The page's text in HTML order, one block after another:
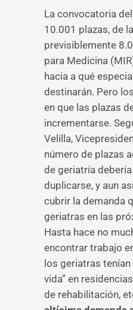
La convocatoria
10.001 plazas, de
previsiblemente
para Medicina
hacia a qué
destinarán. Pero
en que las plazas
incrementarse.
Velilla,
número de plazas
de geriatría
duplicarse, y aun
cubrir la demanda
geriatras en las
Hasta hace no
encontrar trabajo
los geriatras
vida” en
de rehabilitación,